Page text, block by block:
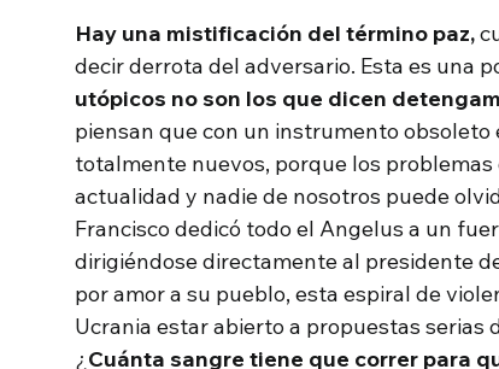
Hay una mistificación del término paz,
decir derrota del adversario. Esta es una
utópicos no son los que dicen
piensan que con un instrumento
totalmente nuevos, porque los problemas
actualidad y nadie de nosotros puede
Francisco dedicó todo el Angelus a un
dirigiéndose directamente al presidente
por amor a su pueblo, esta espiral de
Ucrania estar abierto a propuestas serias
¿ Cuánta sangre tiene que correr para